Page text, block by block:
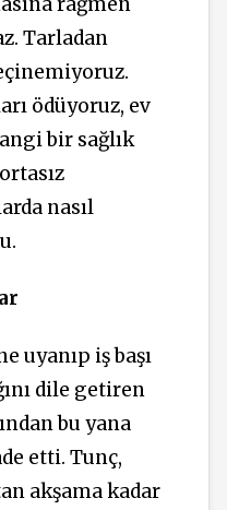
Tarladan
ödüyoruz, ev
bir sağlık
nasıl
uyanıp iş başı
dile getiren
bu yana
etti. Tunç,
akşama kadar